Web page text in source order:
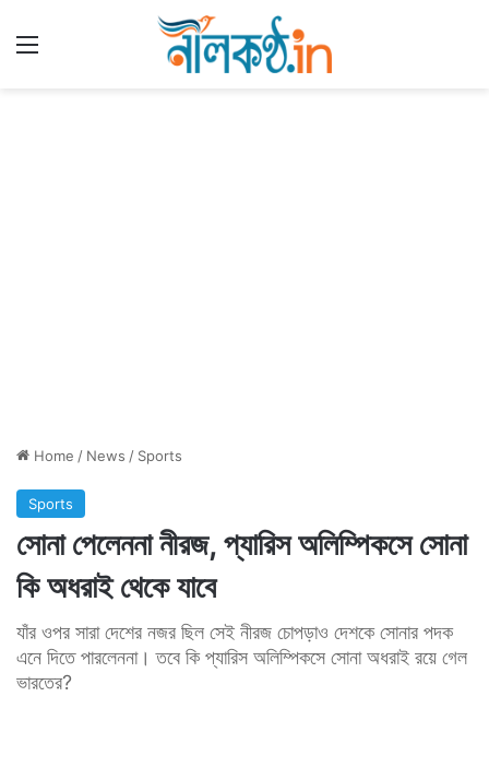
Home / News / Sports
Sports
সোনা পেলেননা নীরজ, প্যারিস অলিম্পিকসে সোনা
কি অধরাই থেকে যাবে
যাঁর ওপর সারা দেশের নজর ছিল সেই নীরজ চোপড়াও দেশকে সোনার পদক
এনে দিতে পারলেননা। তবে কি প্যারিস অলিম্পিকসে সোনা অধরাই রয়ে গেল
ভারতের?